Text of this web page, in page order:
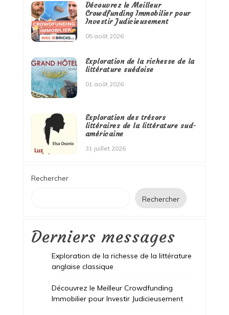
Découvrez le Meilleur
Crowdfunding Immobilier pour
Investir Judicieusement
05 août 2026
Exploration de la richesse de la
littérature suédoise
01 août 2026
Exploration des trésors
littéraires de la littérature sud-
américaine
31 juillet 2026
Rechercher
Rechercher
Derniers messages
Exploration de la richesse de la littérature
anglaise classique
Découvrez le Meilleur Crowdfunding
Immobilier pour Investir Judicieusement